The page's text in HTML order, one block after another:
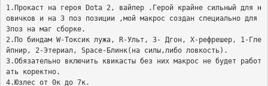
1.Прокаст на героя Dota 2, вайпер .Герой крайне сильный для н
овичков и на 3 поз позиции ,мой макрос создан специально для
3поз на маг сборке.
2.По биндам W-Токсик лужа, R-Ульт, 3- Дгон, X-рефрешер, 1-Гле
йпнир, 2-Этериал, Space-Блинк(на силы,либо ловкость).
3.Обязательно включить квикасты без них макрос не будет работ
ать коректно.
4.Юзлес от 0к до 7к.